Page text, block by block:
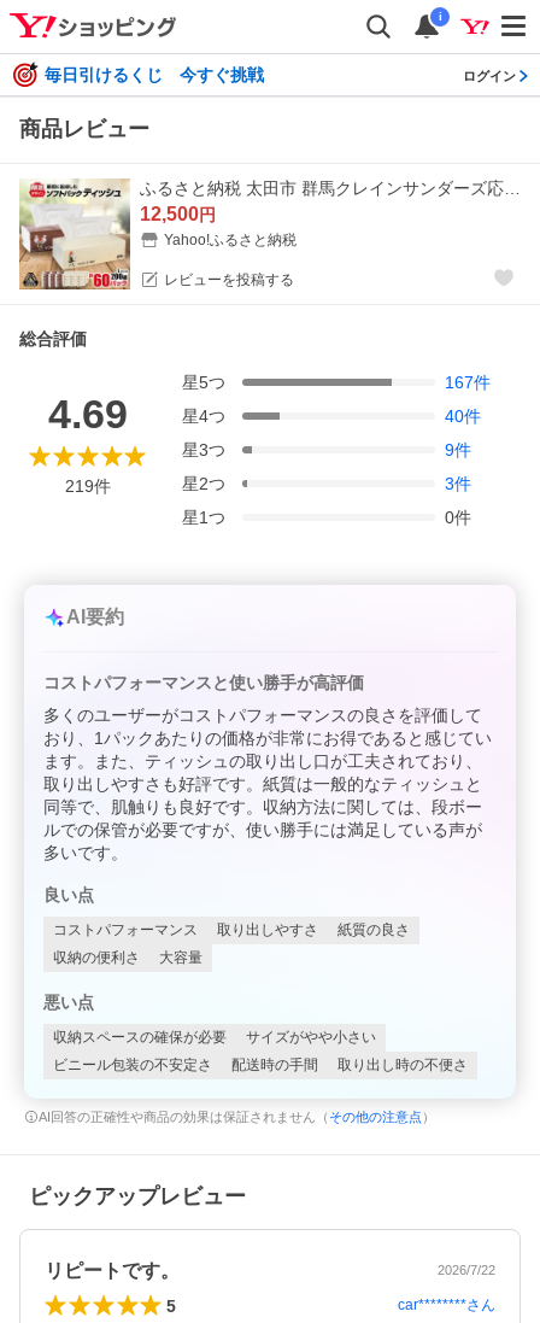
i
毎日引けるくじ 今すぐ挑戦 ログイン
商品レビュー
12,500円
Yahoo!ふるさと納税
レビューを投稿する
総合評価
4.69
219件
星5つ 167件
星4つ 40件
星3つ 9件
星2つ 3件
星1つ 0件
AI要約
コストパフォーマンスと使い勝手が高評価
多くのユーザーがコストパフォーマンスの良さを評価して
おり、1パックあたりの価格が非常にお得であると感じてい
ます。また、ティッシュの取り出し口が工夫されており、
取り出しやすさも好評です。紙質は一般的なティッシュと
同等で、肌触りも良好です。収納方法に関しては、段ボー
ルでの保管が必要ですが、使い勝手には満足している声が
多いです。
良い点
コストパフォーマンス 取り出しやすさ
紙質の良さ
収納の便利さ
大容量
悪い点
収納スペースの確保が必要
サイズがやや小さい
ビニール包装の不安定さ
配送時の手間 取り出し時の不便さ
AI回答の正確性や商品の効果は保証されません（ その他の注意点 ）
ピックアップレビュー
リピートです。 2026/7/22
5 car********さん